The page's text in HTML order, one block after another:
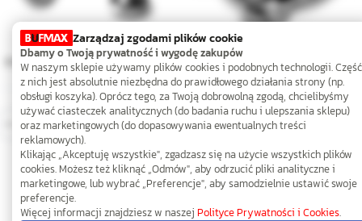
grzybkowym PZ
0,19
85-91mm W4 Obejma GBS
34,61
Zarządzaj zgodami plików cookie
Dbamy o Twoją prywatność i wygodę zakupów
W naszym sklepie używamy plików cookies i podobnych technologii. Część
z nich jest absolutnie niezbędna do prawidłowego działania strony (np.
obsługi koszyka). Oprócz tego, za Twoją dobrowolną zgodą, chcielibyśmy
używać ciasteczek analitycznych (do badania ruchu i ulepszania sklepu)
oraz marketingowych (do dopasowywania ewentualnych treści
reklamowych).
Klikając „Akceptuję wszystkie", zgadzasz się na użycie wszystkich plików
cookies. Możesz też kliknąć „Odmów", aby odrzucić pliki analityczne i
marketingowe, lub wybrać „Preferencje", aby samodzielnie ustawić swoje
preferencje.
Więcej informacji znajdziesz w naszej Polityce Prywatności i Cookies.